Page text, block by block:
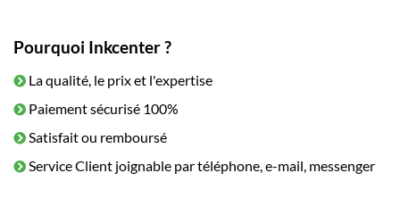
Pourquoi Inkcenter ?
La qualité, le prix et l'expertise
Paiement sécurisé 100%
Satisfait ou remboursé
Service Client joignable par téléphone, e-mail, messenger